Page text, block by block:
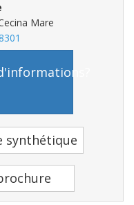
Mare
synthétique